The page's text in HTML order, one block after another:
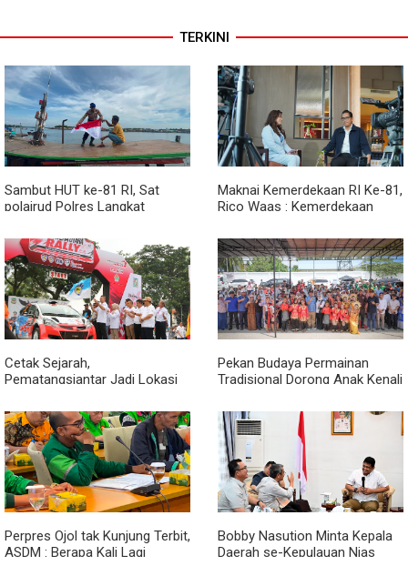
TERKINI
Sambut HUT ke-81 RI, Sat
polairud Polres Langkat
kepada Nelayan
Maknai Kemerdekaan RI Ke-81,
Rico Waas : Kemerdekaan
Lewat Peningkatan Pelayanan
Primer
Cetak Sejarah,
Pematangsiantar Jadi Lokasi
2026
Pekan Budaya Permainan
Tradisional Dorong Anak Kenali
Ketergantungan Gadget
Perpres Ojol tak Kunjung Terbit,
ASDM : Berapa Kali Lagi
Bobby Nasution Minta Kepala
Daerah se-Kepulauan Nias